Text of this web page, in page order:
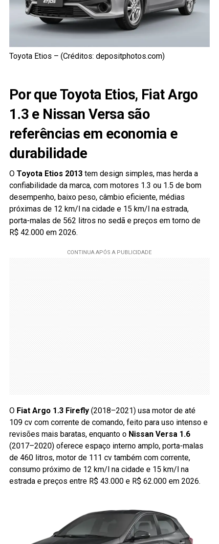
Toyota Etios – (Créditos: depositphotos.com)
Por que Toyota Etios, Fiat Argo
1.3 e Nissan Versa são
referências em economia e
durabilidade
O Toyota Etios 2013tem design simples, mas herda a
confiabilidade da marca, com motores 1.3 ou 1.5 de bom
desempenho, baixo peso, câmbio eficiente, médias
próximas de 12 km/l na cidade e 15 km/l na estrada,
porta-malas de 562 litros no sedã e preços em torno de
R$ 42.000 em 2026.
O Fiat Argo 1.3 Firefly(2018–2021) usa motor de até
109 cv com corrente de comando, feito para uso intenso e
revisões mais baratas, enquanto o Nissan Versa 1.6
(2017–2020) oferece espaço interno amplo, porta-malas
de 460 litros, motor de 111 cv também com corrente,
consumo próximo de 12 km/l na cidade e 15 km/l na
estrada e preços entre R$ 43.000 e R$ 62.000 em 2026.